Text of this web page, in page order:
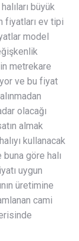
büyük
fiyatları ev tipi
model
metrekare
ve bu fiyat
olacağı
almak
kullanacak
göre halı
uygun
üretimine
cami